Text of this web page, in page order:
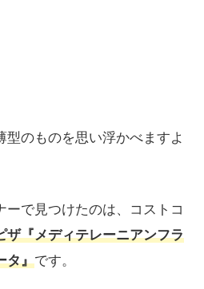
型のものを思い浮かべますよ
で見つけたのは、コストコ
ザ『メディテレーニアンフラ
タ』です。